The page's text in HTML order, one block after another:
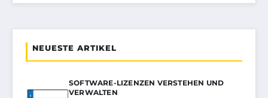
NEUESTE ARTIKEL
SOFTWARE-LIZENZEN VERSTEHEN UND
VERWALTEN